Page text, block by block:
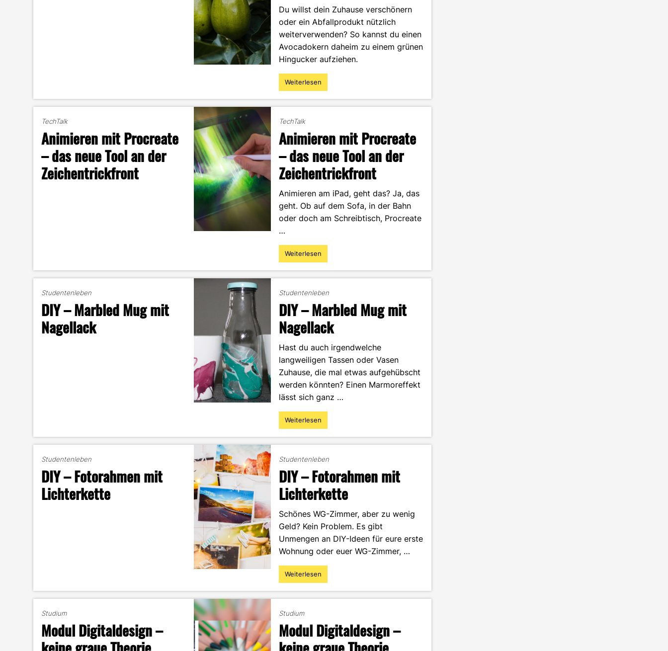
Du willst dein Zuhause verschönern
oder ein Abfallprodukt nützlich
weiterverwenden? So kannst du einen
Avocadokern daheim zu einem grünen
Hingucker aufziehen.
"DIY
–
zum
grünen
Hingucker"
Weiterlesen
TechTalk
Animieren mit Procreate
– das neue Tool an der
Zeichentrickfront
TechTalk
Animieren mit Procreate
– das neue Tool an der
Zeichentrickfront
Animieren am iPad, geht das? Ja, das
geht. Ob auf dem Sofa, in der Bahn
oder doch am Schreibtisch, Procreate
…
"Animieren
mit
das
neue
Tool
an
der
Zeichentrickfront"
Weiterlesen
Studentenleben
DIY – Marbled Mug mit
Nagellack
Studentenleben
DIY – Marbled Mug mit
Nagellack
Hast du auch irgendwelche
langweiligen Tassen oder Vasen
Zuhause, die mal etwas aufgehübscht
werden könnten? Einen Marmoreffekt
lässt sich ganz …
"DIY
–
mit
Nagellack"
Weiterlesen
Studentenleben
DIY – Fotorahmen mit
Lichterkette
Studentenleben
DIY – Fotorahmen mit
Lichterkette
Schönes WG-Zimmer, aber zu wenig
Geld? Kein Problem. Es gibt
Unmengen an DIY-Ideen für eure erste
Wohnung oder euer WG-Zimmer, …
"DIY
–
Lichterkette"
Weiterlesen
Studium
Modul Digitaldesign –
Studium
Modul Digitaldesign –